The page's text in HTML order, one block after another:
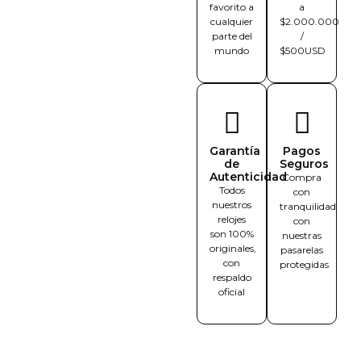
favorito a
cualquier
parte del
mundo
a
$2.000.000
/
$500USD
Garantía
de
Autenticidad
Todos
nuestros
relojes
son 100%
originales,
con
respaldo
oficial
Pagos
Seguros
Compra
con
tranquilidad
con
nuestras
pasarelas
protegidas